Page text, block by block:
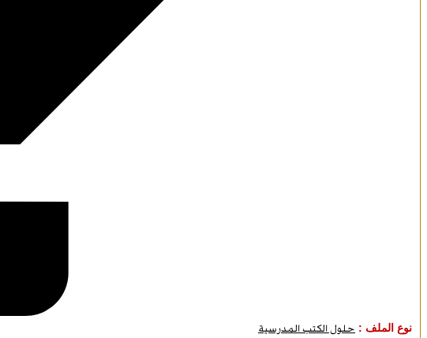
نوع الملف : حلول الكتب المدرسية